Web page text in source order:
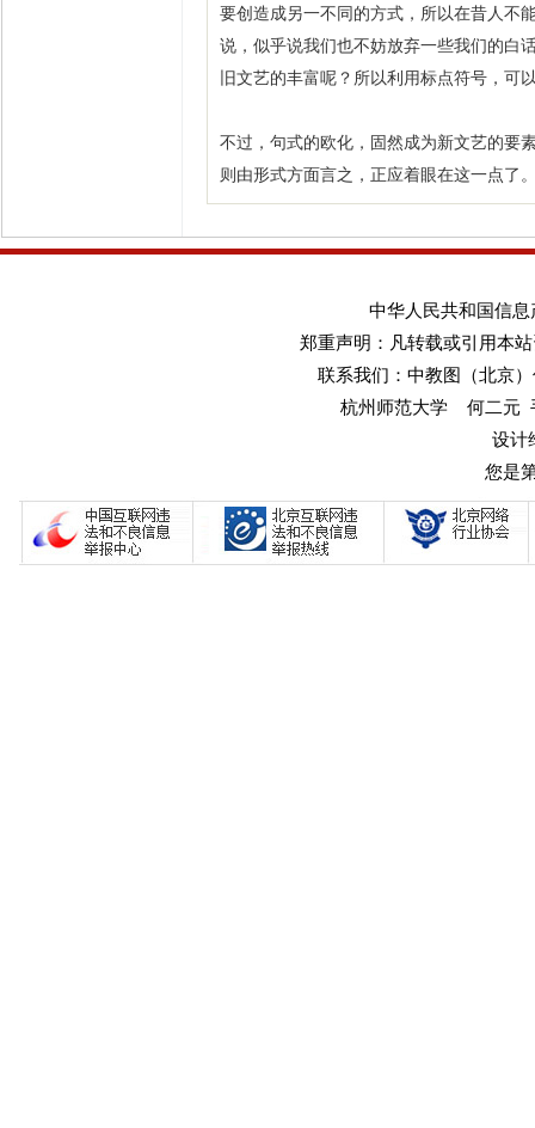
要创造成另一不同的方式，所以在昔人不
说，似乎说我们也不妨放弃一些我们的白
旧文艺的丰富呢？所以利用标点符号，可
不过，句式的欧化，固然成为新文艺的要
则由形式方面言之，正应着眼在这一点了
中华人民共和国信息
郑重声明：凡转载或引用本
联系我们：中教图（北京
杭州师范大学 何二元
设计
您是